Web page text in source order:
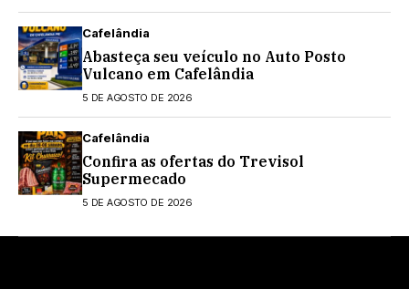
Cafelândia
Abasteça seu veículo no Auto Posto
Vulcano em Cafelândia
5 DE AGOSTO DE 2026
Cafelândia
Confira as ofertas do Trevisol
Supermecado
5 DE AGOSTO DE 2026